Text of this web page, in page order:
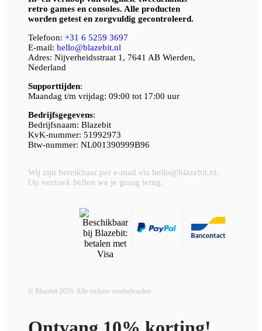
retro games en consoles. Alle producten
worden getest en zorgvuldig gecontroleerd.
Telefoon: +31 6 5259 3697
E-mail: hello@blazebit.nl
Adres: Nijverheidsstraat 1, 7641 AB Wierden,
Nederland
Supporttijden:
Maandag t/m vrijdag: 09:00 tot 17:00 uur
Bedrijfsgegevens:
Bedrijfsnaam: Blazebit
KvK-nummer: 51992973
Btw-nummer: NL001390999B96
Wij zijn bereikbaar per e-mail via hello@blazebit.nl.
Op verzoek bellen we je graag terug.
© Blazebit 2026. Alle rechten voorbehouden.